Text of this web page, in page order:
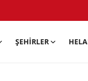
ŞEHIRLER